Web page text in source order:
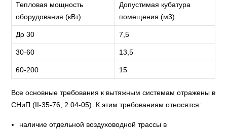
Тепловая мощность
оборудования (кВт)
Допустимая кубатура
помещения (м3)
До 30 7,5
30-60 13,5
60-200 15
Все основные требования к вытяжным системам отражены в
СНиП (II-35-76, 2.04-05). К этим требованиям относятся:
наличие отдельной воздуховодной трассы в